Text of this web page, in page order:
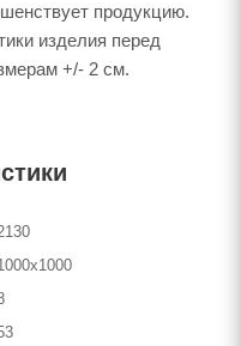
продукцию.
изделия перед
+/- 2 см.